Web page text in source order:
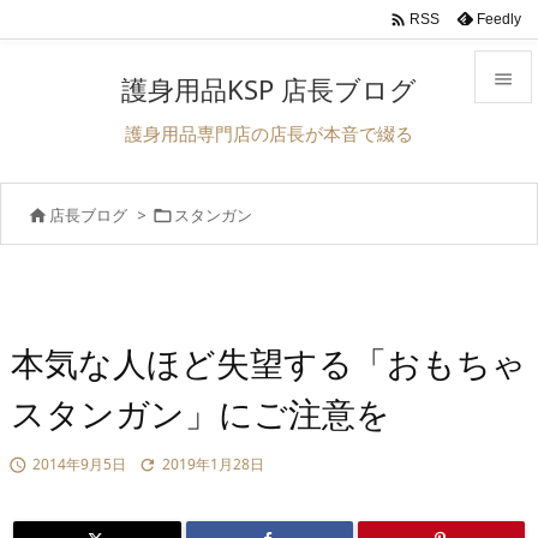


 RSS Feedly
護身用品KSP 店長ブログ
護身用品専門店の店長が本音で綴る
 店長ブログ > スタンガン
本気な人ほど失望する「おもちゃ
スタンガン」にご注意を
 2014年9月5日  2019年1月28日